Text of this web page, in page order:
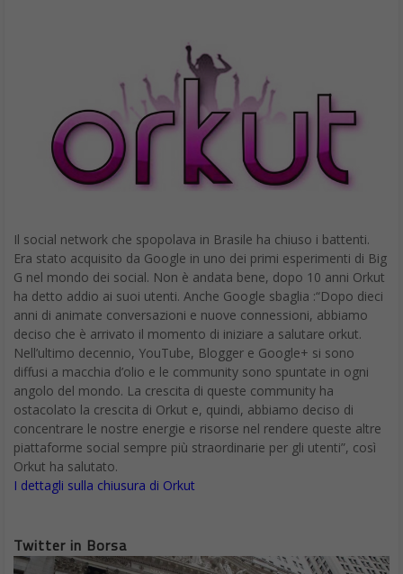
Il social network che spopolava in Brasile ha chiuso i battenti.
Era stato acquisito da Google in uno dei primi esperimenti di Big
G nel mondo dei social. Non è andata bene, dopo 10 anni Orkut
ha detto addio ai suoi utenti. Anche Google sbaglia :“Dopo dieci
anni di animate conversazioni e nuove connessioni, abbiamo
deciso che è arrivato il momento di iniziare a salutare orkut.
Nell’ultimo decennio, YouTube, Blogger e Google+ si sono
diffusi a macchia d’olio e le community sono spuntate in ogni
angolo del mondo. La crescita di queste community ha
ostacolato la crescita di Orkut e, quindi, abbiamo deciso di
concentrare le nostre energie e risorse nel rendere queste altre
piattaforme social sempre più straordinarie per gli utenti”, così
Orkut ha salutato.
I dettagli sulla chiusura di Orkut
Twitter in Borsa